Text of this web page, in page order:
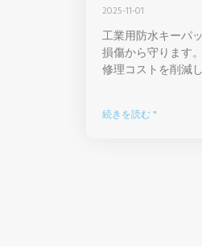
2025-11-01
工業用防水キーパ
損傷から守ります
修理コストを削減
続きを読む "